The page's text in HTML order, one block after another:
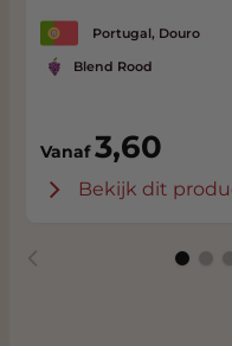
Portugal, Douro
Blend Rood
Vanaf 3,60
Bekijk dit